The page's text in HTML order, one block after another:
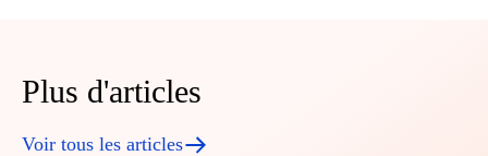
Plus d'articles
Voir tous les articles